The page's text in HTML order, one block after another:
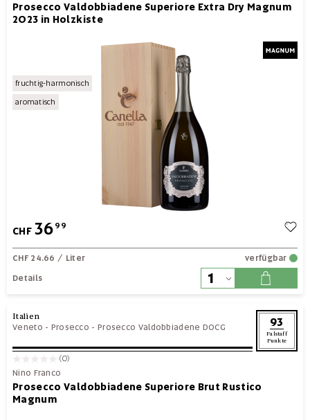
Prosecco Valdobbiadene Superiore Extra Dry Magnum
2023 in Holzkiste
fruchtig-harmonisch
aromatisch
CHF 3699
CHF 24.66 / Liter
verfügbar
Details
Italien
Veneto - Prosecco - Prosecco Valdobbiadene DOCG 93
Falstaff
Punkte
(0)
Nino Franco
Prosecco Valdobbiadene Superiore Brut Rustico
Magnum